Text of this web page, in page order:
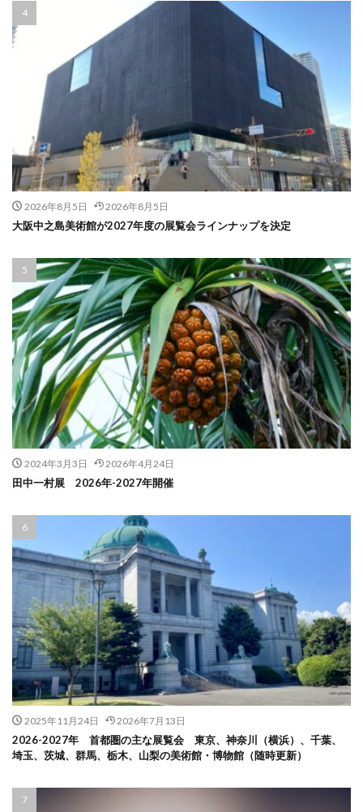
2026年8月5日 2026年8月5日
大阪中之島美術館が2027年度の展覧会ラインナップを決定
2024年3月3日 2026年4月24日
田中一村展 2026年-2027年開催
2025年11月24日 2026年7月13日
2026-2027年 首都圏の主な展覧会 東京、神奈川（横浜）、千葉、
埼玉、茨城、群馬、栃木、山梨の美術館・博物館（随時更新）